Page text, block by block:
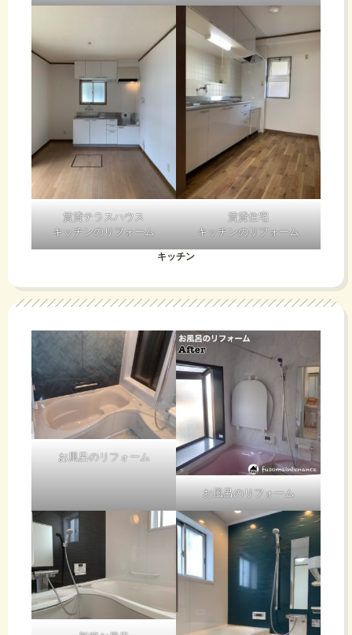
賃貸テラスハウス
キッチンのリフォーム
賃貸住宅
キッチンのリフォーム
キッチン
お風呂のリフォーム
お風呂のリフォーム